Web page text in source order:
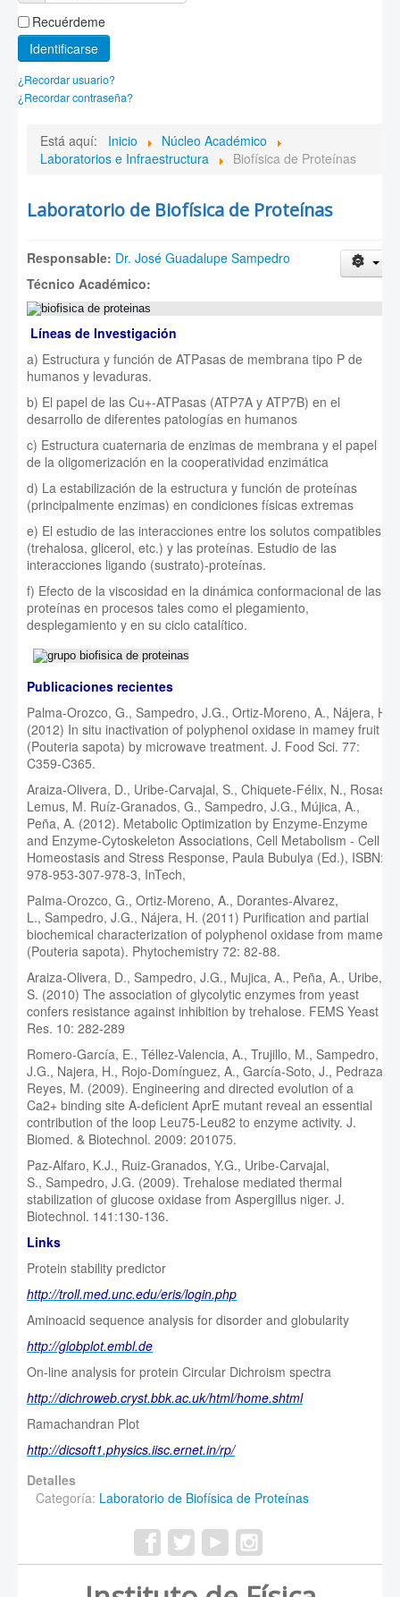
Recuérdeme
Identificarse
¿Recordar usuario?
¿Recordar contraseña?
Está aquí: Inicio
Núcleo Académico
Laboratorios e Infraestructura
Biofísica de Proteínas
Laboratorio de Biofísica de Proteínas
Responsable: Dr. José Guadalupe Sampedro
Técnico Académico:
Líneas de Investigación
a) Estructura y función de ATPasas de membrana tipo P de
humanos y levaduras.
b) El papel de las Cu+-ATPasas (ATP7A y ATP7B) en el
desarrollo de diferentes patologías en humanos
c) Estructura cuaternaria de enzimas de membrana y el papel
de la oligomerización en la cooperatividad enzimática
d) La estabilización de la estructura y función de proteínas
(principalmente enzimas) en condiciones físicas extremas
e) El estudio de las interacciones entre los solutos compatibles
(trehalosa, glicerol, etc.) y las proteínas. Estudio de las
interacciones ligando (sustrato)-proteínas.
f) Efecto de la viscosidad en la dinámica conformacional de las
proteínas en procesos tales como el plegamiento,
desplegamiento y en su ciclo catalítico.
Publicaciones recientes
Palma-Orozco, G., Sampedro, J.G., Ortiz-Moreno, A., Nájera, H.
(2012) In situ inactivation of polyphenol oxidase in mamey fruit
(Pouteria sapota) by microwave treatment. J. Food Sci. 77:
C359-C365.
Araiza-Olivera, D., Uribe-Carvajal, S., Chiquete-Félix, N., Rosas-
Lemus, M. Ruíz-Granados, G., Sampedro, J.G., Mújica, A.,
Peña, A. (2012). Metabolic Optimization by Enzyme-Enzyme
and Enzyme-Cytoskeleton Associations, Cell Metabolism - Cell
Homeostasis and Stress Response, Paula Bubulya (Ed.), ISBN:
978-953-307-978-3, InTech,
Palma-Orozco, G., Ortiz-Moreno, A., Dorantes-Alvarez,
L., Sampedro, J.G., Nájera, H. (2011) Purification and partial
biochemical characterization of polyphenol oxidase from mamey
(Pouteria sapota). Phytochemistry 72: 82-88.
Araiza-Olivera, D., Sampedro, J.G., Mujica, A., Peña, A., Uribe,
S. (2010) The association of glycolytic enzymes from yeast
confers resistance against inhibition by trehalose. FEMS Yeast
Res. 10: 282-289
Romero-García, E., Téllez-Valencia, A., Trujillo, M., Sampedro,
J.G., Najera, H., Rojo-Domínguez, A., García-Soto, J., Pedraza-
Reyes, M. (2009). Engineering and directed evolution of a
Ca2+ binding site A-deficient AprE mutant reveal an essential
contribution of the loop Leu75-Leu82 to enzyme activity. J.
Biomed. & Biotechnol. 2009: 201075.
Paz-Alfaro, K.J., Ruiz-Granados, Y.G., Uribe-Carvajal,
S., Sampedro, J.G. (2009). Trehalose mediated thermal
stabilization of glucose oxidase from Aspergillus niger. J.
Biotechnol. 141:130-136.
Links
Protein stability predictor
http://troll.med.unc.edu/eris/login.php
Aminoacid sequence analysis for disorder and globularity
http://globplot.embl.de
On-line analysis for protein Circular Dichroism spectra
http://dichroweb.cryst.bbk.ac.uk/html/home.shtml
Ramachandran Plot
http://dicsoft1.physics.iisc.ernet.in/rp/
Detalles
Categoría: Laboratorio de Biofísica de Proteínas